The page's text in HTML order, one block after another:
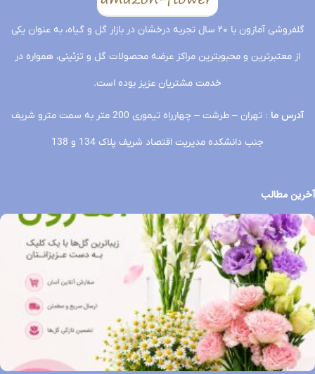
گلفروشی آمازون با ۲۰ سال تجربه درخشان در بازار گل و گیاه، به عنوان یکی
از معتبرترین و محبوبترین مراکز عرضه محصولات گل و تزئینی، همواره در
خدمت مشتریان عزیز بوده است.
آدرس ما
: تهران – طرشت – چهارراه تیموری 200 متر به سمت مترو شریف
جنب دانشکده مدیریت اقتصاد شریف پلاک 134 و 138
آخرین مطالب